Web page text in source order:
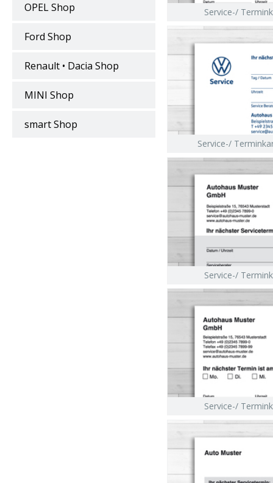
OPEL Shop
Ford Shop
Renault • Dacia Shop
MINI Shop
smart Shop
Service-/
Service-/
Service-/
Service-/